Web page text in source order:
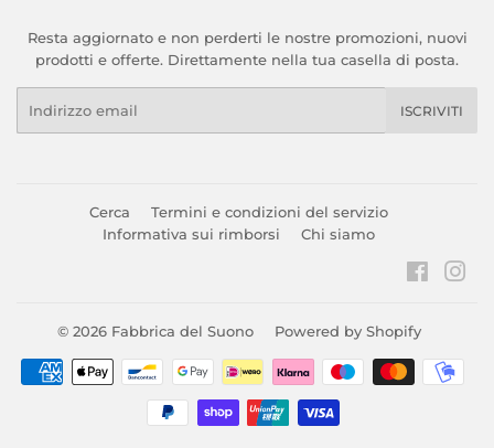
Resta aggiornato e non perderti le nostre promozioni, nuovi
prodotti e offerte. Direttamente nella tua casella di posta.
ISCRIVITI
Cerca
Termini e condizioni del servizio
Informativa sui rimborsi
Chi siamo
© 2026 Fabbrica del Suono Powered by Shopify
Modalità
pagamento